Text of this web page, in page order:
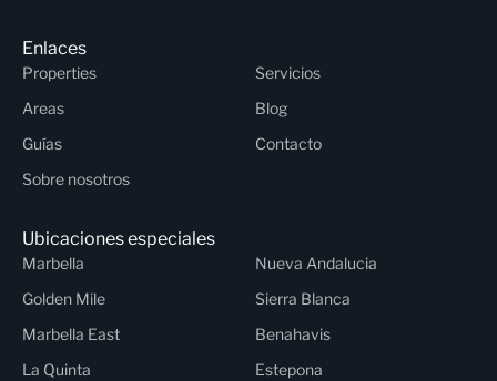
Enlaces
Properties
Servicios
Areas
Blog
Guías
Contacto
Sobre nosotros
Ubicaciones especiales
Marbella
Nueva Andalucia
Golden Mile
Sierra Blanca
Marbella East
Benahavis
La Quinta
Estepona